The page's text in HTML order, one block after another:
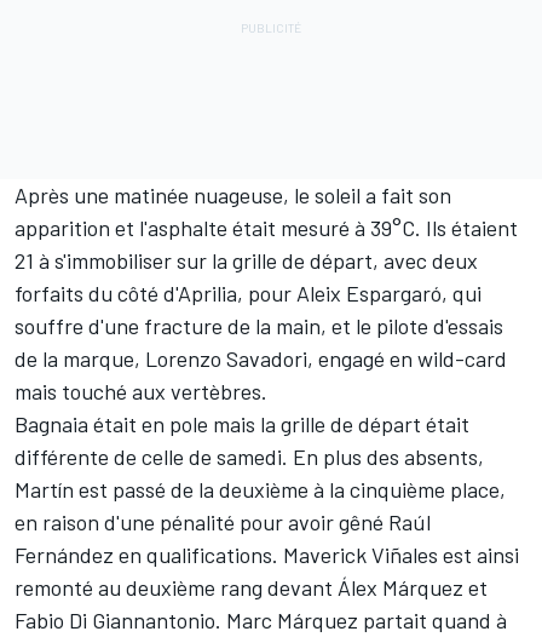
Après une matinée nuageuse, le soleil a fait son
apparition et l'asphalte était mesuré à 39°C. Ils étaient
21 à s'immobiliser sur la grille de départ, avec deux
forfaits du côté d'Aprilia, pour Aleix Espargaró, qui
souffre d'une fracture de la main, et le pilote d'essais
de la marque, Lorenzo Savadori, engagé en wild-card
mais touché aux vertèbres.
Bagnaia était en pole mais la grille de départ était
différente de celle de samedi. En plus des absents,
Martín est passé de la deuxième à la cinquième place,
en raison d'une pénalité pour avoir gêné Raúl
Fernández en qualifications. Maverick Viñales est ainsi
remonté au deuxième rang devant Álex Márquez et
Fabio Di Giannantonio. Marc Márquez partait quand à